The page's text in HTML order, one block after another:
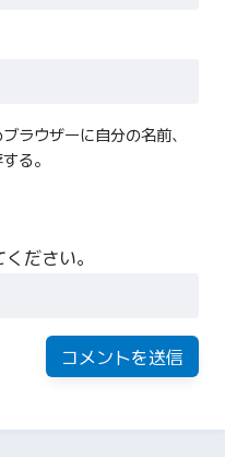
ラウザーに自分の名前、
る。
ださい。